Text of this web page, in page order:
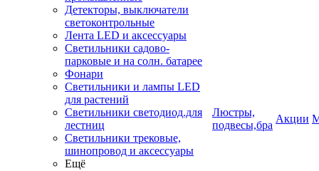
Детекторы, выключатели
светоконтрольные
Лента LED и аксессуары
Светильники садово-
парковые и на солн. батарее
Фонари
Светильники и лампы LED
для растений
Светильники светодиод.для
лестниц
Светильники трековые,
шинопровод и аксессуары
Ещё
Люстры,
подвесы,бра
Акции